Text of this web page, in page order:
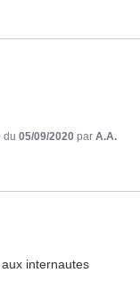
du05/09/2020 parA.A.
internautes